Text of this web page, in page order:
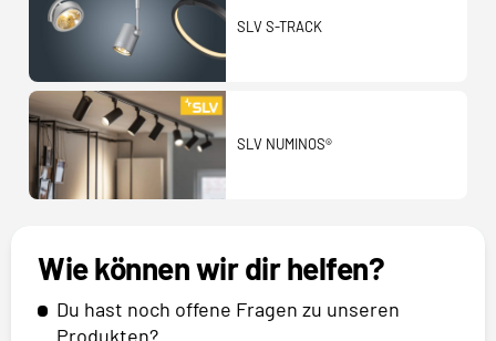
SLV S-TRACK
SLV NUMINOS®
Wie können wir dir helfen?
Du hast noch offene Fragen zu unseren
Produkten?